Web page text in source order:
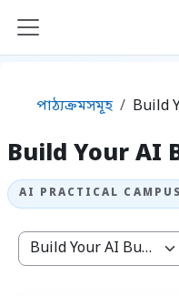
Side panel
পাঠ্যক্রমসমূহ Build
Build Your AI
পাঠ্যক্রম বিভাগসমূহ